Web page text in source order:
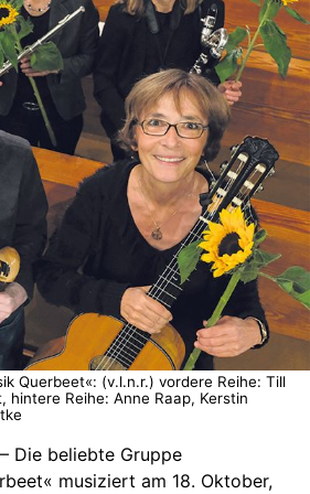
Querbeet«: (v.l.n.r.) vordere Reihe: Till
hintere Reihe: Anne Raap, Kerstin
Die beliebte Gruppe
musiziert am 18. Oktober,